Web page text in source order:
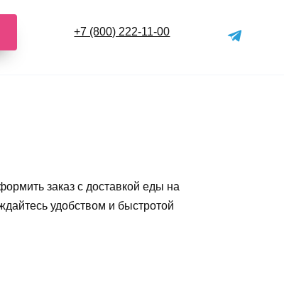
+7 (800) 222-11-00
заказ с доставкой еды на
удобством и быстротой